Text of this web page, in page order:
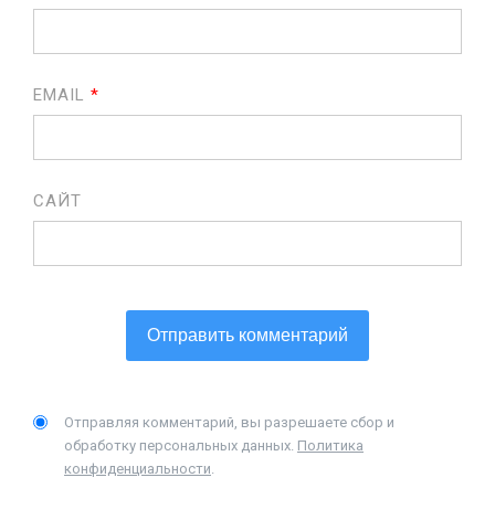
EMAIL *
САЙТ
Отправляя комментарий, вы разрешаете сбор и
обработку персональных данных. Политика
конфиденциальности.